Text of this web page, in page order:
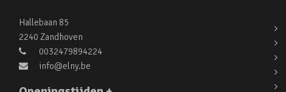
Hallebaan 85
2240 Zandhoven
0032479894224
info@elny.be